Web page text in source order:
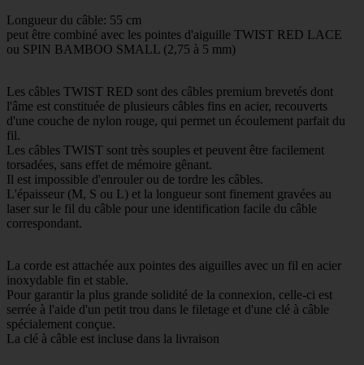
Longueur du câble: 55 cm
peut être combiné avec les pointes d'aiguille TWIST RED LACE
ou SPIN BAMBOO SMALL (2,75 à 5 mm)
Les câbles TWIST RED sont des câbles premium brevetés dont
l'âme est constituée de plusieurs câbles fins en acier, recouverts
d'une couche de nylon rouge, qui permet un écoulement parfait du
fil.
Les câbles TWIST sont très souples et peuvent être facilement
torsadées, sans effet de mémoire gênant.
Il est impossible d'enrouler ou de tordre les câbles.
L'épaisseur (M, S ou L) et la longueur sont finement gravées au
laser sur le fil du câble pour une identification facile du câble
correspondant.
La corde est attachée aux pointes des aiguilles avec un fil en acier
inoxydable fin et stable.
Pour garantir la plus grande solidité de la connexion, celle-ci est
serrée à l'aide d'un petit trou dans le filetage et d'une clé à câble
spécialement conçue.
La clé à câble est incluse dans la livraison